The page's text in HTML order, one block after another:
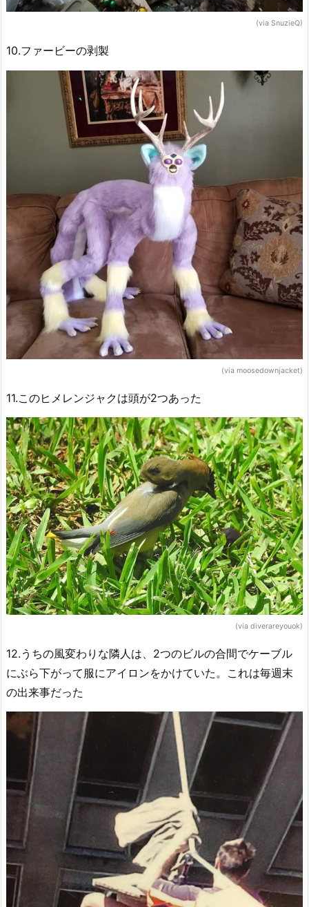
(via SnuzieQ)
10.ファービーの剥製
(via moosedownjacket)
11.このヒメレンジャクは頭が2つあった
(via diverareyouok)
12.うちの風変わりな隣人は、2つのビルの合間でケーブル
にぶら下がって服にアイロンをかけていた。これは毎週末
の出来事だった